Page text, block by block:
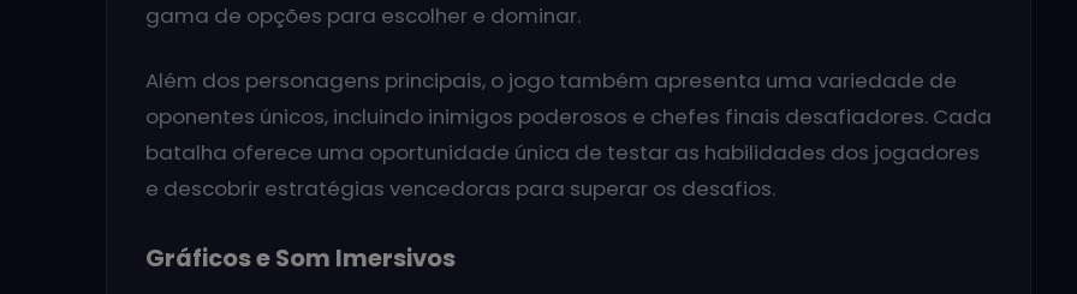
gama de opções para escolher e dominar.
Além dos personagens principais, o jogo também apresenta uma variedade de
oponentes únicos, incluindo inimigos poderosos e chefes finais desafiadores. Cada
batalha oferece uma oportunidade única de testar as habilidades dos jogadores
e descobrir estratégias vencedoras para superar os desafios.
Gráficos e Som Imersivos